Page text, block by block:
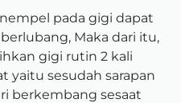
pada gigi dapat
Maka dari itu,
gigi rutin 2 kali
yaitu sesudah sarapan
berkembang sesaat